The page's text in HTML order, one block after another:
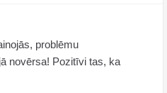
problēmu
novērsa! Pozitīvi tas, ka